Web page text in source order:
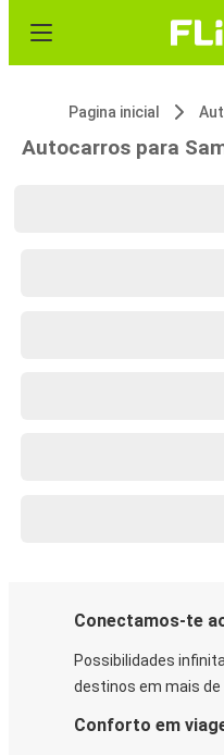
Pagina inicial
Autocarros para
Conectamos-te
Possibilidades
destinos em mais de
Conforto em